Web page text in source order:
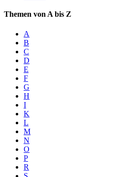
Themen von A bis Z
A
B
C
D
E
F
G
H
I
K
L
M
N
O
P
R